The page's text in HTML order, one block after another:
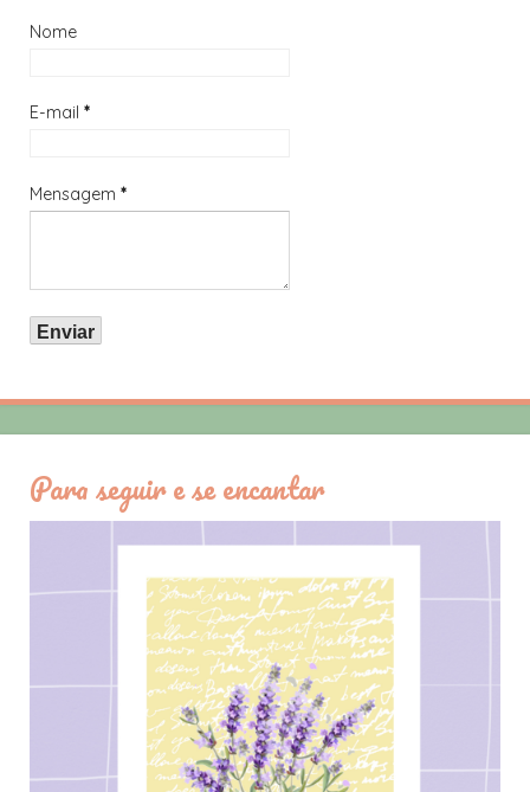
Nome
E-mail *
Mensagem *
Para seguir e se encantar